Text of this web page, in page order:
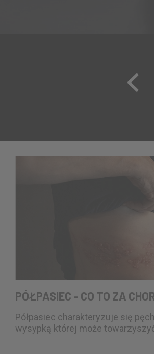
PÓŁPASIEC - CO TO ZA
Półpasiec charakteryzuje się
wysypką której może